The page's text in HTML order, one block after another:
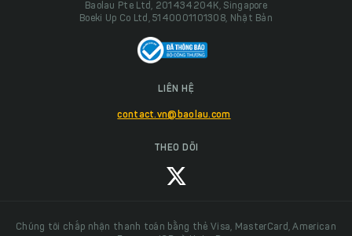
Baolau Pte Ltd, 201434204K, Singapore
Boeki Up Co Ltd, 5140001101308, Nhật Bản
LIÊN HỆ
contact.vn@baolau.com
THEO DÕI
Chúng tôi chấp nhận thanh toán bằng thẻ Visa, MasterCard, American